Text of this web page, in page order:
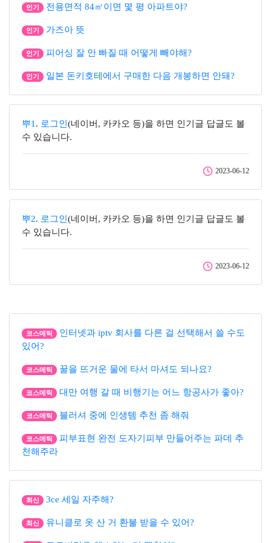
인기 전용면적 84㎡이면 몇 평 아파트야?
인기 가즈아 뜻
인기 피어싱 잘 안 빠질 때 어떻게 빼야해?
인기 일본 돈키호테에서 구매한 다음 개봉하면 안돼?
뿌1 . 로그인 (네이버, 카카오 등)을 하면 인기글 답글도 볼
수 있습니다.
2023-06-12
뿌2. 로그인 (네이버, 카카오 등)을 하면 인기글 답글도 볼
수 있습니다.
2023-06-12
코스메틱
인터넷과 iptv 회사를 다른 걸 선택해서 쓸 수도
있어?
코스메틱 꿀을 뜨거운 물에 타서 마셔도 되나요?
코스메틱 대만 여행 갈 때 비행기는 어느 항공사가 좋아?
코스메틱 블러셔 중에 인생템 추천 좀 해줘
코스메틱
피부표현 완전 도자기피부 만들어주는 파데 추
천해주라
최신 3ce 세일 자주해?
최신 유니클로 옷 산 거 환불 받을 수 있어?